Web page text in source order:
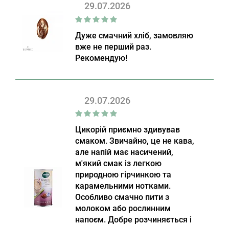
29.07.2026
Дуже смачний хліб, замовляю
вже не перший раз.
Рекомендую!
29.07.2026
Цикорій приємно здивував
смаком. Звичайно, це не кава,
але напій має насичений,
м'який смак із легкою
природною гірчинкою та
карамельними нотками.
Особливо смачно пити з
молоком або рослинним
напоєм. Добре розчиняється і